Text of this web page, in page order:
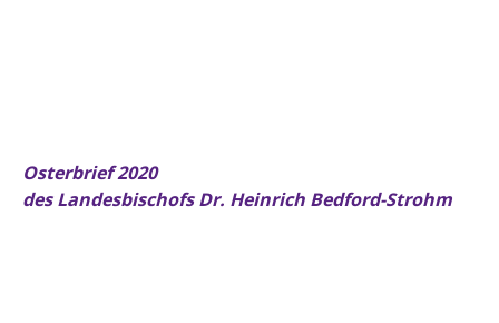
Osterbrief 2020
des Landesbischofs Dr. Heinrich Bedford-Strohm